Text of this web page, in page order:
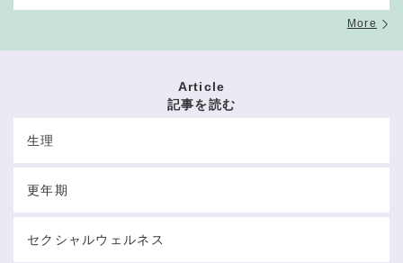
More
Article
記事を読む
生理
更年期
セクシャルウェルネス